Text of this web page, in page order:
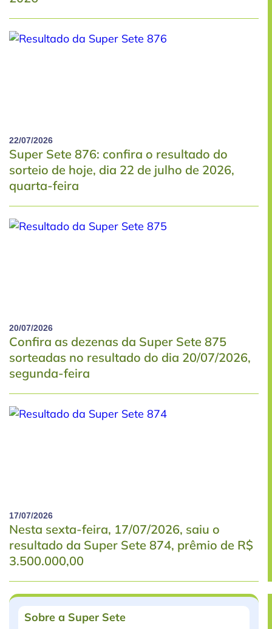
22/07/2026
Super Sete 876: confira o resultado do
sorteio de hoje, dia 22 de julho de 2026,
quarta-feira
20/07/2026
Confira as dezenas da Super Sete 875
sorteadas no resultado do dia 20/07/2026,
segunda-feira
17/07/2026
Nesta sexta-feira, 17/07/2026, saiu o
resultado da Super Sete 874, prêmio de R$
3.500.000,00
Sobre a Super Sete